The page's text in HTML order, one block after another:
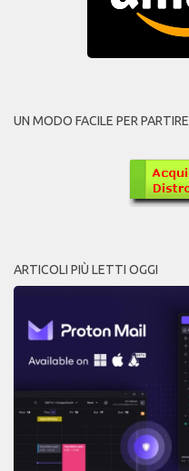
UN MODO FACILE PER PARTIRE
ARTICOLI PIÙ LETTI OGGI